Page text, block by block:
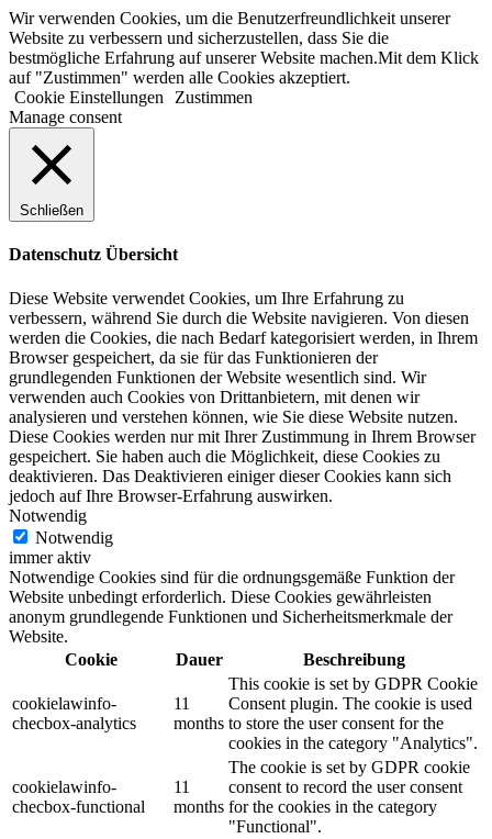
Zum
Inhalt
springen
Wir verwenden Cookies, um die Benutzerfreundlichkeit unserer
Website zu verbessern und sicherzustellen, dass Sie die
bestmögliche Erfahrung auf unserer Website machen.Mit dem Klick
auf "Zustimmen" werden alle Cookies akzeptiert.
Cookie Einstellungen
Zustimmen
Manage consent
Schließen
Datenschutz Übersicht
Diese Website verwendet Cookies, um Ihre Erfahrung zu
verbessern, während Sie durch die Website navigieren. Von diesen
werden die Cookies, die nach Bedarf kategorisiert werden, in Ihrem
Browser gespeichert, da sie für das Funktionieren der
grundlegenden Funktionen der Website wesentlich sind. Wir
verwenden auch Cookies von Drittanbietern, mit denen wir
analysieren und verstehen können, wie Sie diese Website nutzen.
Diese Cookies werden nur mit Ihrer Zustimmung in Ihrem Browser
gespeichert. Sie haben auch die Möglichkeit, diese Cookies zu
deaktivieren. Das Deaktivieren einiger dieser Cookies kann sich
jedoch auf Ihre Browser-Erfahrung auswirken.
Notwendig
Notwendig
immer aktiv
Notwendige Cookies sind für die ordnungsgemäße Funktion der
Website unbedingt erforderlich. Diese Cookies gewährleisten
anonym grundlegende Funktionen und Sicherheitsmerkmale der
Website.
Cookie
Dauer Beschreibung
cookielawinfo-
checbox-analytics
11
months
This cookie is set by GDPR Cookie
Consent plugin. The cookie is used
to store the user consent for the
cookies in the category "Analytics".
cookielawinfo-
checbox-functional
11
months
The cookie is set by GDPR cookie
consent to record the user consent
for the cookies in the category
"Functional".